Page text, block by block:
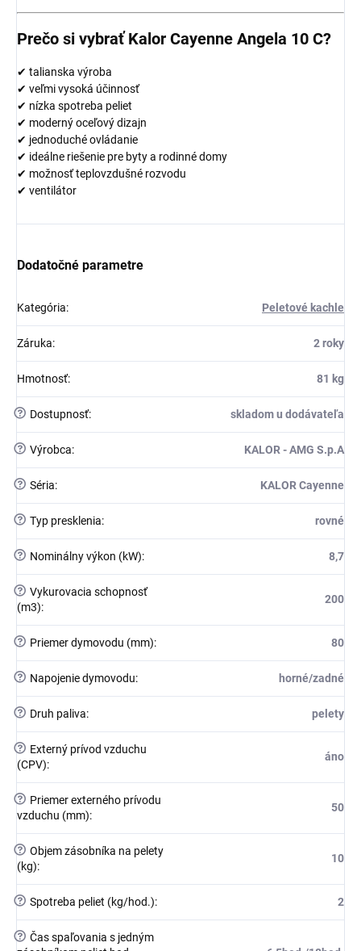
Prečo si vybrať Kalor Cayenne Angela 10 C?
✔ talianska výroba
✔ veľmi vysoká účinnosť
✔ nízka spotreba peliet
✔ moderný oceľový dizajn
✔ jednoduché ovládanie
✔ ideálne riešenie pre byty a rodinné domy
✔ možnosť teplovzdušné rozvodu
✔ ventilátor
Dodatočné parametre
Kategória: Peletové kachle
Záruka: 2 roky
Hmotnosť: 81 kg
? Dostupnosť: skladom u dodávateľa
? Výrobca: KALOR - AMG S.p.A
? Séria: KALOR Cayenne
? Typ presklenia: rovné
? Nominálny výkon (kW): 8,7
? Vykurovacia schopnosť
(m3):
200
? Priemer dymovodu (mm): 80
? Napojenie dymovodu: horné/zadné
? Druh paliva: pelety
?
Externý prívod vzduchu
(CPV):
áno
?
Priemer externého prívodu
vzduchu (mm):
50
? Objem zásobníka na pelety
(kg):
10
? Spotreba peliet (kg/hod.): 2
? Čas spaľovania s jedným